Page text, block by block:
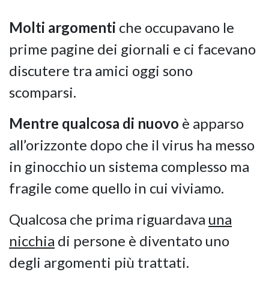
Molti argomenti che occupavano le
prime pagine dei giornali e ci facevano
discutere tra amici oggi sono
scomparsi.
Mentre qualcosa di nuovo è apparso
all’orizzonte dopo che il virus ha messo
in ginocchio un sistema complesso ma
fragile come quello in cui viviamo.
Qualcosa che prima riguardava una
nicchia di persone è diventato uno
degli argomenti più trattati.